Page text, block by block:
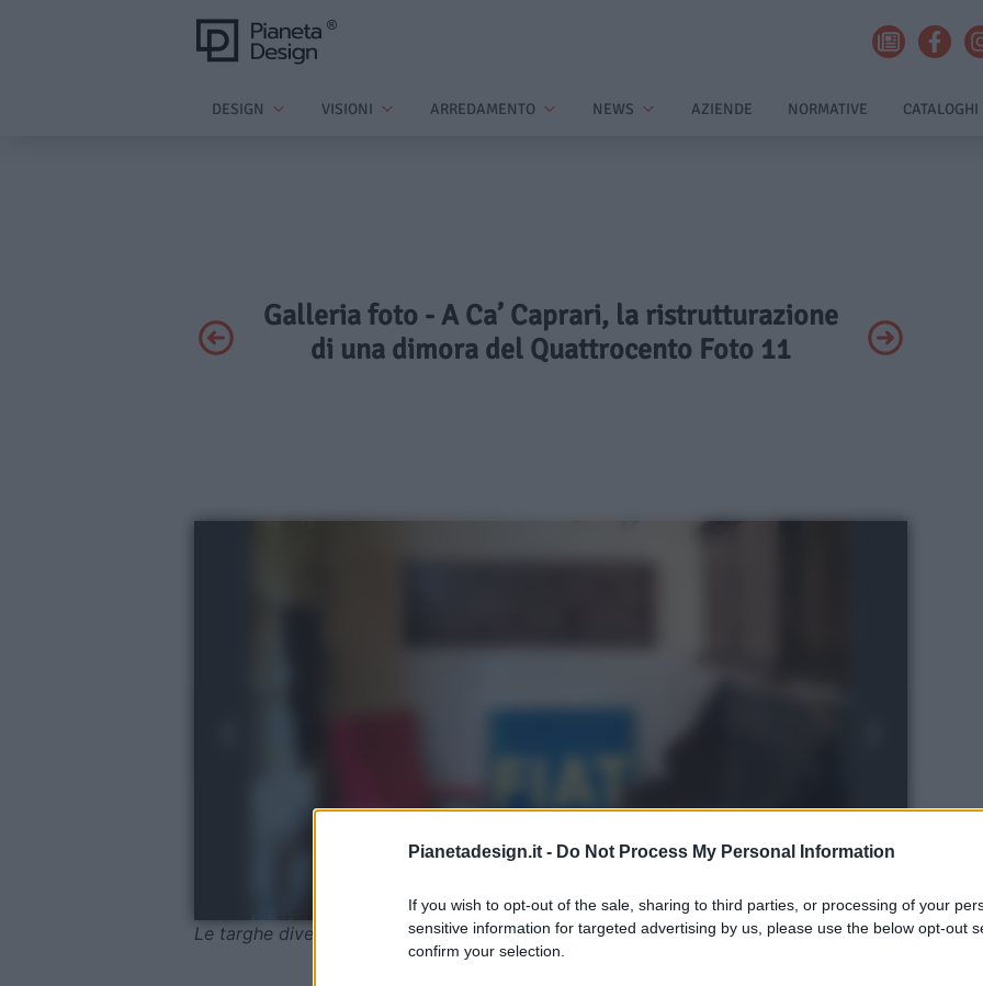
Pianetadesign.it - Do Not Process My Personal Information
If you wish to opt-out of the sale, sharing to third parties, or processing of your
sensitive information for targeted advertising by us, please use the below opt-out
confirm your selection.
DESIGN VISIONI ARREDAMENTO NEWS AZIENDE NORMATIVE CATALOGHI
Galleria foto - A Ca’ Caprari, la ristrutturazione
di una dimora del Quattrocento Foto 11
Le targhe diventano elemento di decoro.